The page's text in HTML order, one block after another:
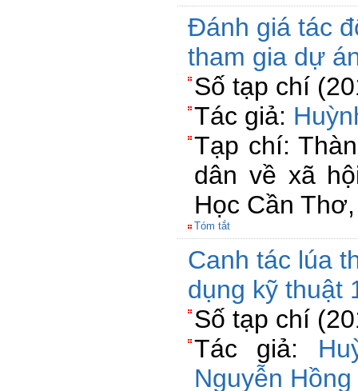
Đánh giá tác
tham gia dự
Số tạp chí
Tác giả:
Tạp chí:
dân về xã
Học Cần
Tóm tắt
Canh tác lúa
dụng kỹ thuật
Số tạp chí
Tác giả:
Nguyễn